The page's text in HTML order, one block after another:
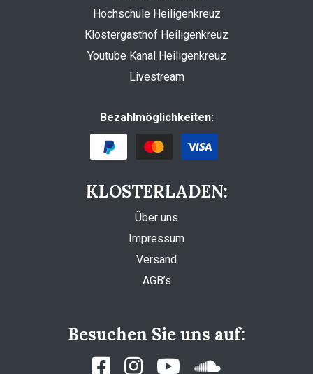
Hochschule Heiligenkreuz
Klostergasthof Heiligenkreuz
Youtube Kanal Heiligenkreuz
Livestream
Bezahlmöglichkeiten:
KLOSTERLADEN:
Über uns
Impressum
Versand
AGB’s
Besuchen Sie uns auf: